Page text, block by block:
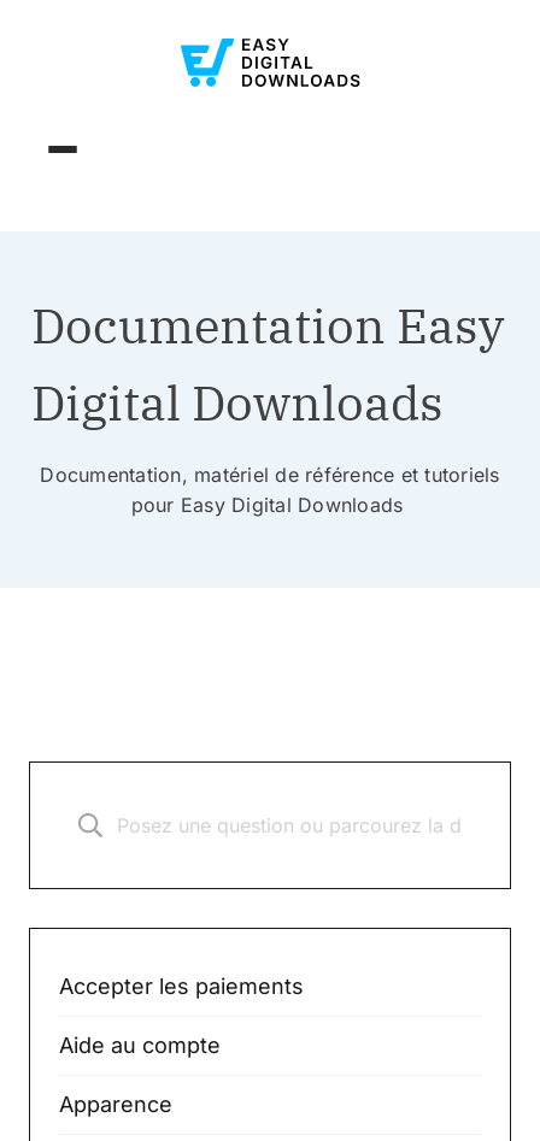
Documentation Easy
Digital Downloads
Documentation, matériel de référence et tutoriels
pour Easy Digital Downloads
Accepter les paiements
Aide au compte
Apparence